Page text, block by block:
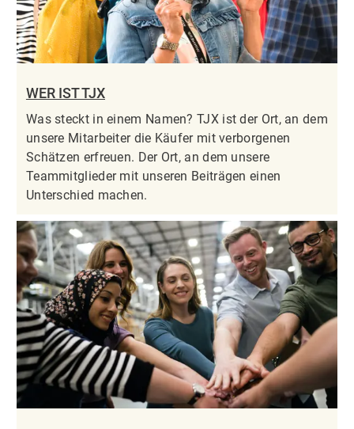
WER IST TJX
Was steckt in einem Namen? TJX ist der Ort, an dem
unsere Mitarbeiter die Käufer mit verborgenen
Schätzen erfreuen. Der Ort, an dem unsere
Teammitglieder mit unseren Beiträgen einen
Unterschied machen.